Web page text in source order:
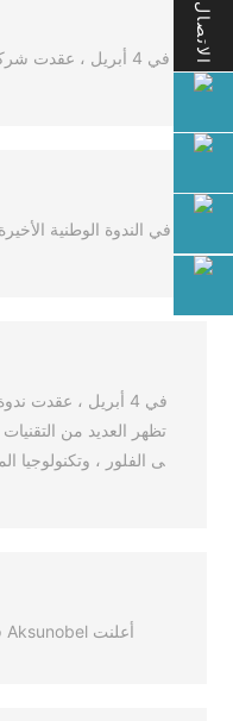
في 4 أبريل ، عقدت
في الندوة الوطنية
تظهر العديد من التقنيات
ى الفلور ، وتكنولوجيا
أعلنت Aksunobel في 4 أبريل أنها توصلت إلى اتفاق مع Sherwin-Williams للاستحواذ على أعمال الطلاء الزخرفية Xuanwei في الصين لتعزيز وجودها ووجودها في السوق الصينية.
الاتصال